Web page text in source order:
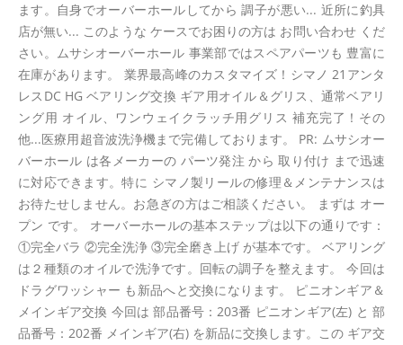
ます。自身でオーバーホールしてから 調子が悪い... 近所に釣具
店が無い... このような ケースでお困りの方は お問い合わせ くだ
さい。ムサシオーバーホール 事業部ではスペアパーツも 豊富に
在庫があります。 業界最高峰のカスタマイズ！シマノ 21アンタ
レスDC HG ベアリング交換 ギア用オイル＆グリス、通常ベアリ
ング用 オイル、ワンウェイクラッチ用グリス 補充完了！その
他...医療用超音波洗浄機まで完備しております。 PR: ムサシオー
バーホール は各メーカーの パーツ発注 から 取り付け まで迅速
に対応できます。特に シマノ製リールの修理＆メンテナンスは
お待たせしません。お急ぎの方はご相談ください。 まずは オー
プン です。 オーバーホールの基本ステップは以下の通りです：
①完全バラ ②完全洗浄 ③完全磨き上げ が基本です。 ベアリング
は２種類のオイルで洗浄です。回転の調子を整えます。 今回は
ドラグワッシャー も新品へと交換になります。 ピニオンギア＆
メインギア交換 今回は 部品番号：203番 ピニオンギア(左) と 部
品番号：202番 メインギア(右) を新品に交換します。この ギア交